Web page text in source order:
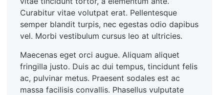
Curabitur vitae volutpat erat. Pellentesque
semper blandit turpis, nec egestas odio dapibus
vel. Morbi vestibulum cursus leo at ultricies.
Maecenas eget orci augue. Aliquam aliquet
fringilla justo. Duis ac dui tempus, tincidunt felis
ac, pulvinar metus. Praesent sodales est ac
massa facilisis convallis. Phasellus vulputate